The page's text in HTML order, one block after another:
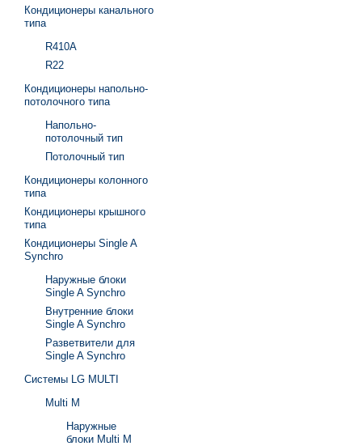
Кондиционеры канального
типа
R410A
R22
Кондиционеры напольно-
потолочного типа
Напольно-
потолочный тип
Потолочный тип
Кондиционеры колонного
типа
Кондиционеры крышного
типа
Кондиционеры Single A
Synchro
Наружные блоки
Single A Synchro
Внутренние блоки
Single A Synchro
Разветвители для
Single A Synchro
Системы LG MULTI
Multi M
Наружные
блоки Multi M